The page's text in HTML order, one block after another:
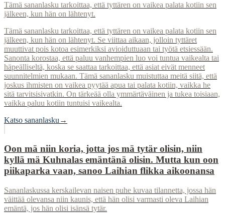
Tämä sananlasku tarkoittaa, että tyttären on vaikea palata kotiin sen
jälkeen, kun hän on lähtenyt.
Tämä sananlasku tarkoittaa, että tyttären on vaikea palata kotiin sen
jälkeen, kun hän on lähtenyt. Se viittaa aikaan, jolloin tyttäret
muuttivat pois kotoa esimerkiksi avioiduttuaan tai työtä etsiessään.
Sanonta korostaa, että paluu vanhempien luo voi tuntua vaikealta tai
häpeälliseltä, koska se saattaa tarkoittaa, että asiat eivät menneet
suunnitelmien mukaan. Tämä sananlasku muistuttaa meitä siitä, että
joskus ihmisten on vaikea pyytää apua tai palata kotiin, vaikka he
sitä tarvitsisivatkin. On tärkeää olla ymmärtäväinen ja tukea toisiaan,
vaikka paluu kotiin tuntuisi vaikealta.
Katso sananlasku →
Oon mä niin koria, jotta jos mä tytär olisin, niin
kyllä mä Kuhnalas emäntänä olisin. Mutta kun oon
piikaparka vaan, sanoo Laihian flikka aikoonansa
Sananlaskussa kerskailevan naisen puhe kuvaa tilannetta, jossa hän
väittää olevansa niin kaunis, että hän olisi varmasti oleva Laihian
emäntä, jos hän olisi isänsä tytär.